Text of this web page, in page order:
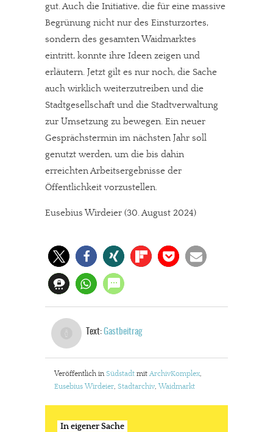
gut. Auch die Initiative, die für eine massive
Begrünung nicht nur des Einsturzortes,
sondern des gesamten Waidmarktes
eintritt, konnte ihre Ideen zeigen und
erläutern. Jetzt gilt es nur noch, die Sache
auch wirklich weiterzutreiben und die
Stadtgesellschaft und die Stadtverwaltung
zur Umsetzung zu bewegen. Ein neuer
Gesprächstermin im nächsten Jahr soll
genutzt werden, um die bis dahin
erreichten Arbeitsergebnisse der
Öffentlichkeit vorzustellen.
Eusebius Wirdeier (30. August 2024)
Text: Gastbeitrag
Veröffentlich in Südstadt mitArchivKomplex,
Eusebius Wirdeier, Stadtarchiv, Waidmarkt
In eigener Sache